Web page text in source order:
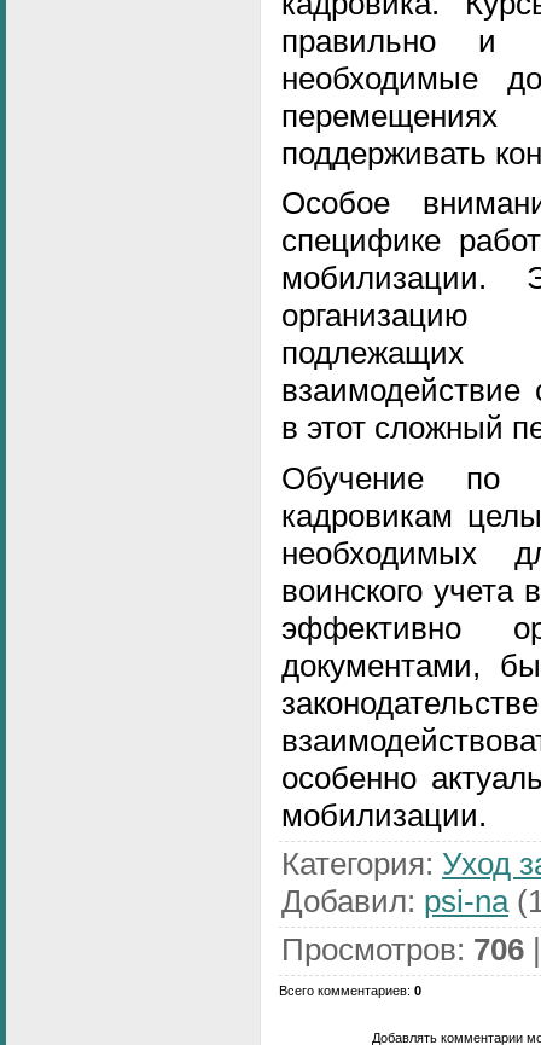
правильно и
необходимые
поддерживать
Особое
специфике
организацию
в этот сложный
Обучение по
кадровикам
необходимых
воинского учета
эффективно
документами,
особенно
мобилизации.
Категория: Уход
Добавил: psi-na
Просмотров: 706
Всего комментариев: 0
Добавлять комментарии